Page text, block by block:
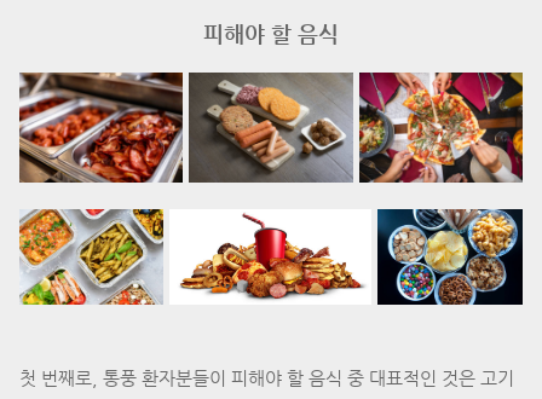
피해야 할 음식
첫 번째로, 통풍 환자분들이 피해야 할 음식 중 대표적인 것은 고기